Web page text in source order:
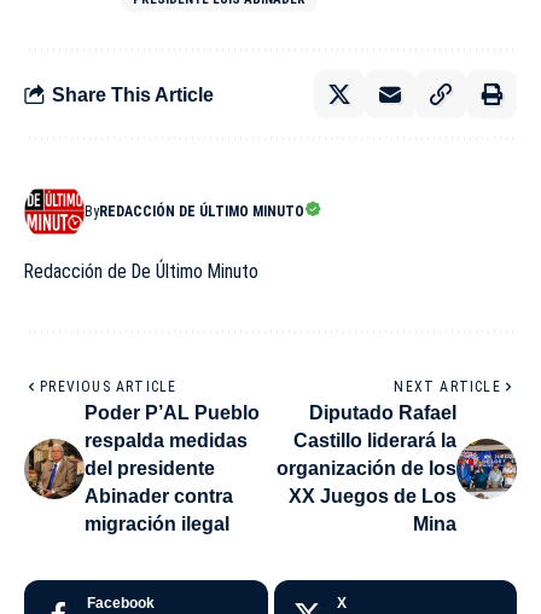
Share This Article
ByREDACCIÓN DE ÚLTIMO MINUTO
Redacción de De Último Minuto
PREVIOUS ARTICLE
Poder P’AL Pueblo
respalda medidas
del presidente
Abinader contra
migración ilegal
NEXT ARTICLE
Diputado Rafael
Castillo liderará la
organización de los
XX Juegos de Los
Mina
Facebook X